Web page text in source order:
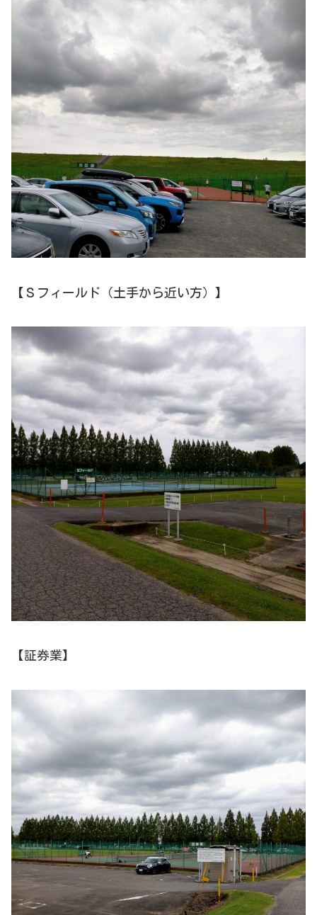
【Ｓフィールド（土手から近い方）】
【証券業】